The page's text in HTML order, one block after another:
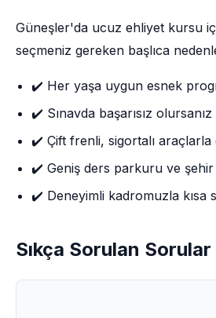
Güneşler'da ucuz ehliyet kursu
seçmeniz gereken başlıca
✔️ Her yaşa uygun esnek
✔️ Sınavda başarısız
✔️ Çift frenli, sigortalı araçlarla
✔️ Geniş ders parkuru ve şehir
✔️ Deneyimli kadromuzla kısa
Sıkça Sorulan Sorular